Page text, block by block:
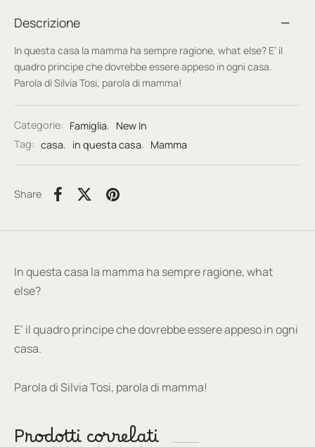
Descrizione
In questa casa la mamma ha sempre ragione, what else? E’ il
quadro principe che dovrebbe essere appeso in ogni casa.
Parola di Silvia Tosi, parola di mamma!
Categorie: Famiglia,
New In
Tag: casa, in questa casa, Mamma
Share
In questa casa la mamma ha sempre ragione, what
else?
E’ il quadro principe che dovrebbe essere appeso in ogni
casa.
Parola di Silvia Tosi, parola di mamma!